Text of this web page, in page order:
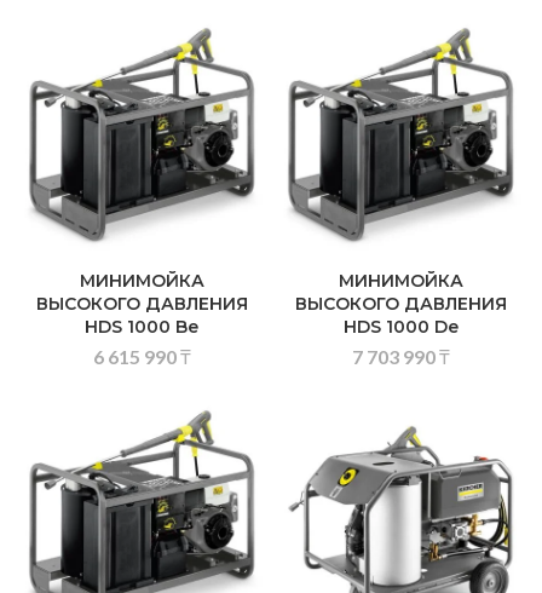
МИНИМОЙКА
ВЫСОКОГО ДАВЛЕНИЯ
HDS 1000 Be
6 615 990₸
МИНИМОЙКА
ВЫСОКОГО ДАВЛЕНИЯ
HDS 1000 De
7 703 990₸